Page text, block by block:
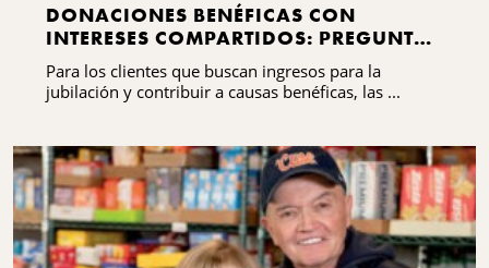
DONACIONES BENÉFICAS CON
INTERESES COMPARTIDOS: PREGUNTAS
FRECUENTES QUE DEBES SABER
Para los clientes que buscan ingresos para la
jubilación y contribuir a causas benéficas, las ...